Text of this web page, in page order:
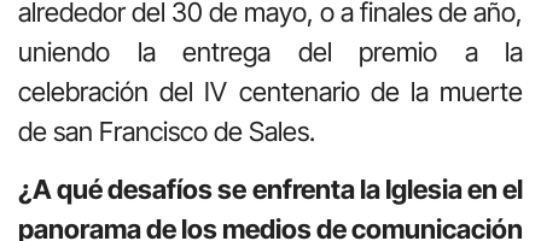
alrededor del 30 de mayo, o a finales de año,
uniendo la entrega del premio a la
celebración del IV centenario de la muerte
de san Francisco de Sales.
¿A qué desafíos se enfrenta la Iglesia en el
panorama de los medios de comunicación